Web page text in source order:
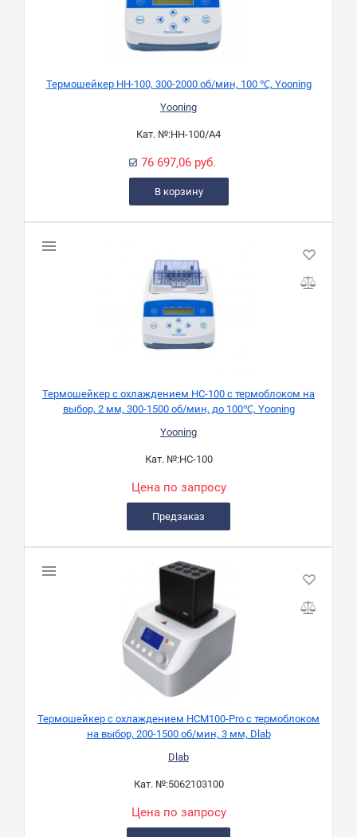
Термошейкер HH-100, 300-2000 об/мин, 100 ℃, Yooning
Yooning
Кат. №:HH-100/A4
76 697,06 руб.
В корзину
Термошейкер с охлаждением HC-100 с термоблоком на
выбор, 2 мм, 300-1500 об/мин, до 100℃, Yooning
Yooning
Кат. №:HC-100
Цена по запросу
Предзаказ
Термошейкер с охлаждением HCM100-Pro с термоблоком
на выбор, 200-1500 об/мин, 3 мм, Dlab
Dlab
Кат. №:5062103100
Цена по запросу